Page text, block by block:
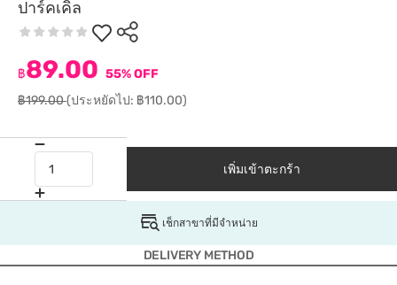
ปาร์คเคิล
฿89.00 55% OFF
฿199.00(ประหยัดไป: ฿110.00)
เพิ่มเข้าตะกร้า
เช็กสาขาที่มีจำหน่าย
DELIVERY METHOD